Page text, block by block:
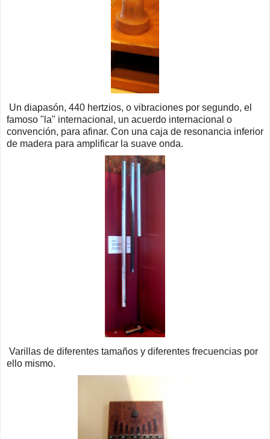
Un diapasón, 440 hertzios, o vibraciones por segundo, el
famoso "la" internacional, un acuerdo internacional o
convención, para afinar. Con una caja de resonancia inferior
de madera para amplificar la suave onda.
Varillas de diferentes tamaños y diferentes frecuencias por
ello mismo.